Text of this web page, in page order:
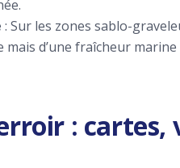
: Sur les zones sablo-
mais d’une fraîcheur
: cartes,